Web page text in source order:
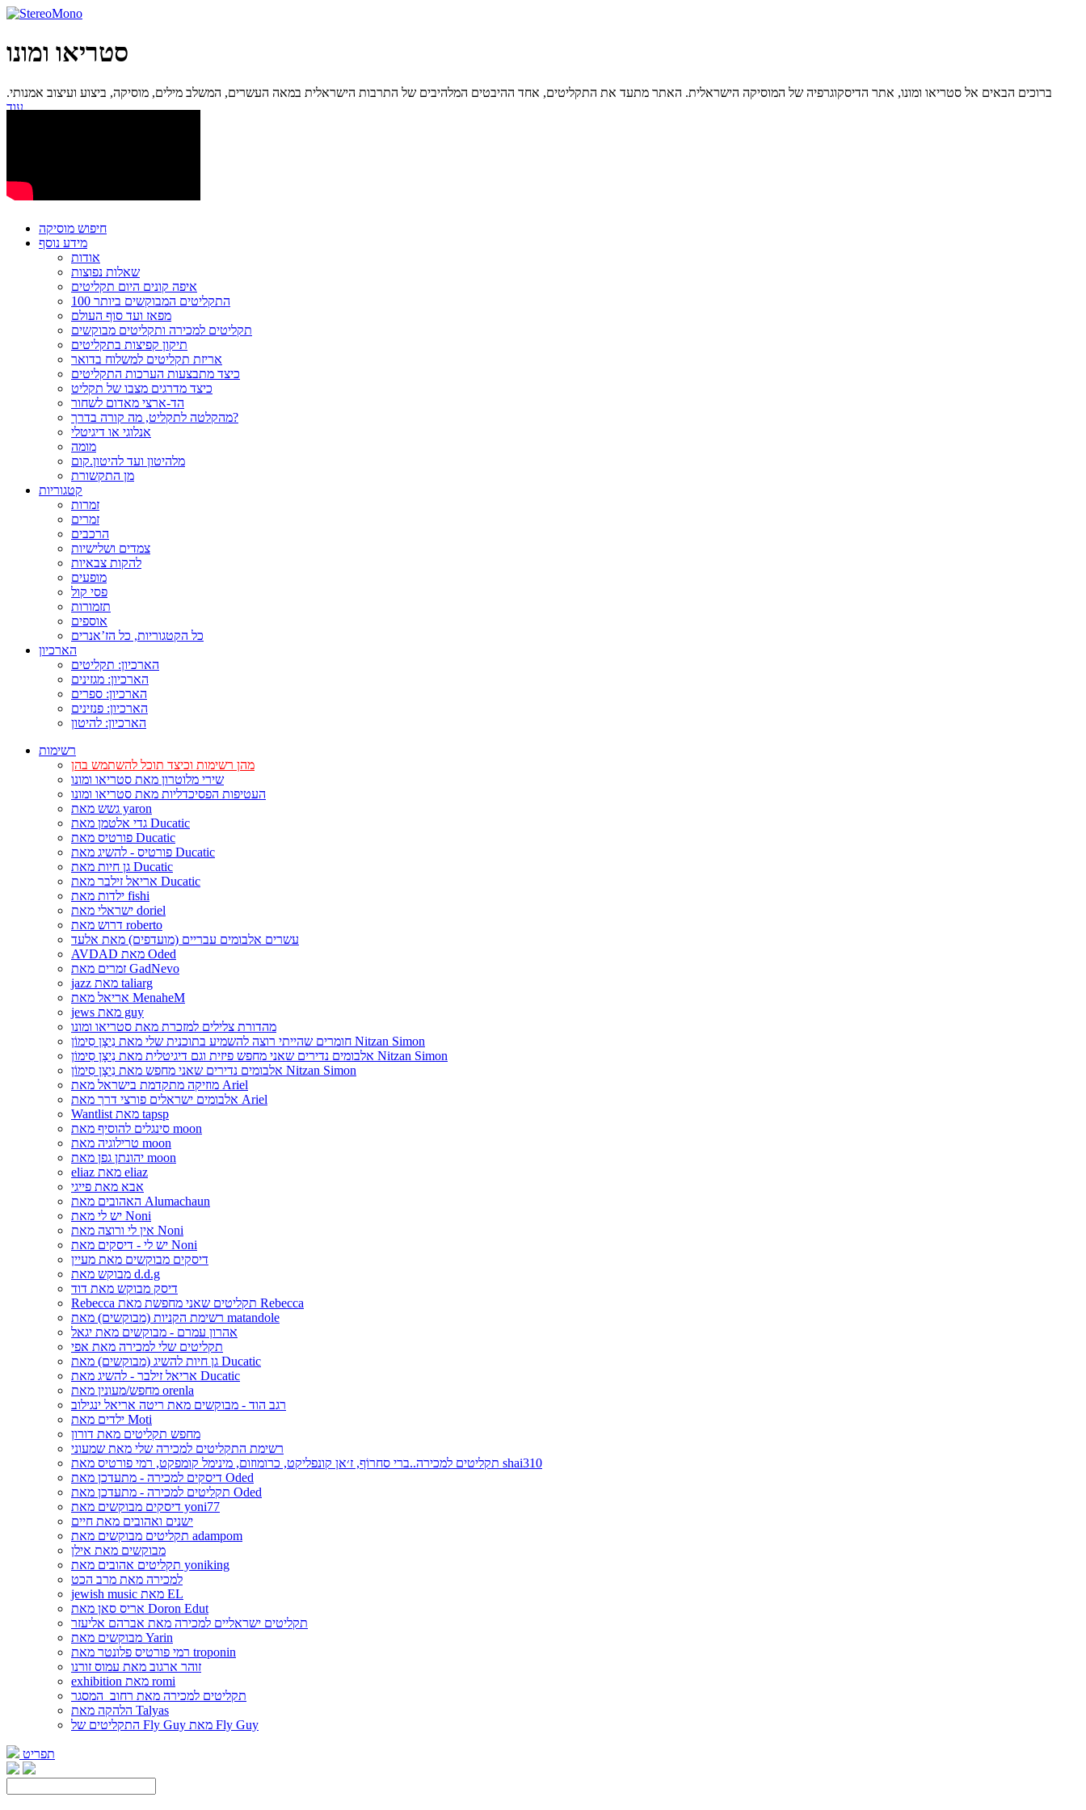
סטריאו ומונו
ברוכים הבאים אל סטריאו ומונו, אתר הדיסקוגרפיה של המוסיקה הישראלית. האתר מתעד את התקליטים, אחד ההיבטים המלהיבים של התרבות הישראלית במאה העשרים, המשלב מילים, מוסיקה, ביצוע ועיצוב אמנותי.
עוד...
חיפוש מוסיקה
מידע נוסף
אודות
שאלות נפוצות
איפה קונים היום תקליטים
100 התקליטים המבוקשים ביותר
מפאז ועד סוף העולם
תקליטים למכירה ותקליטים מבוקשים
תיקון קפיצות בתקליטים
אריזת תקליטים למשלוח בדואר
כיצד מתבצעות הערכות התקליטים
כיצד מדרגים מצבו של תקליט
הד-ארצי מאדום לשחור
מהקלטה לתקליט, מה קורה בדרך?
אנלוגי או דיגיטלי
מומה
מלהיטון ועד להיטון.קום
מן התקשורת
קטגוריות
זמרות
זמרים
הרכבים
צמדים ושלישיות
להקות צבאיות
מופעים
פסי קול
תזמורות
אוספים
כל הקטגוריות, כל הז’אנרים
הארכיון
הארכיון: תקליטים
הארכיון: מגזינים
הארכיון: ספרים
הארכיון: פנזינים
הארכיון: להיטון
רשימות
מהן רשימות וכיצד תוכל להשתמש בהן
שירי מלוטרון מאת סטריאו ומונו
העטיפות הפסיכדליות מאת סטריאו ומונו
גשש מאת yaron
גדי אלטמן מאת Ducatic
פורטיס מאת Ducatic
פורטיס - להשיג מאת Ducatic
גן חיות מאת Ducatic
אריאל זילבר מאת Ducatic
ילדות מאת fishi
ישראלי מאת doriel
דרוש מאת roberto
עשרים אלבומים עבריים (מועדפים) מאת אלעד
AVDAD מאת Oded
זמרים מאת GadNevo
jazz מאת taliarg
אריאל מאת MenaheM
jews מאת guy
מהדורת צלילים למזכרת מאת סטריאו ומונו
חומרים שהייתי רוצה להשמיע בתוכנית שלי מאת נִיצָן סִימוֹן Nitzan Simon
אלבומים נדירים שאני מחפש פיזית וגם דיגיטלית מאת נִיצָן סִימוֹן Nitzan Simon
אלבומים נדירים שאני מחפש מאת נִיצָן סִימוֹן Nitzan Simon
מוזיקה מתקדמת בישראל מאת Ariel
אלבומים ישראלים פורצי דרך מאת Ariel
Wantlist מאת tapsp
סינגלים להוסיף מאת moon
טרילוגיה מאת moon
יהונתן גפן מאת moon
eliaz מאת eliaz
אבא מאת פייגי
האהובים מאת Alumachaun
יש לי מאת Noni
אין לי ורוצה מאת Noni
יש לי - דיסקים מאת Noni
דיסקים מבוקשים מאת מעיין
מבוקש מאת d.d.g
דיסק מבוקש מאת דוד
Rebecca תקליטים שאני מחפשת מאת Rebecca
רשימת הקניות (מבוקשים) מאת matandole
אהרון עמרם - מבוקשים מאת יגאל
תקליטים שלי למכירה מאת אפי
גן חיות להשיג (מבוקשים) מאת Ducatic
אריאל זילבר - להשיג מאת Ducatic
מחפש/מעונין מאת orenla
רגב הוד - מבוקשים מאת ריטה אריאל ינגילוב
ילדים מאת Moti
מחפש תקליטים מאת דורון
רשימת התקליטים למכירה שלי מאת שמעוני
תקליטים למכירה..ברי סחרוֹף, ז׳אן קונפליקט, כרומוזום, מינימל קומפקט, רמי פורטיס מאת shai310
דיסקים למכירה - מתעדכן מאת Oded
תקליטים למכירה - מתעדכן מאת Oded
דיסקים מבוקשים מאת yoni77
ישנים ואהובים מאת חיים
תקליטים מבוקשים מאת adampom
מבוקשים מאת אילן
תקליטים אהובים מאת yoniking
למכירה מאת מרב הכט
jewish music מאת EL
אריס סאן מאת Doron Edut
תקליטים ישראליים למכירה מאת אברהם אליעזר
מבוקשים מאת Yarin
רמי פורטיס פלונטר מאת troponin
זוהר ארגוב מאת עמוס זורנו
exhibition מאת romi
תקליטים למכירה מאת רחוב_המסגר
הלהקה מאת Talyas
התקליטים של Fly Guy מאת Fly Guy
תפריט